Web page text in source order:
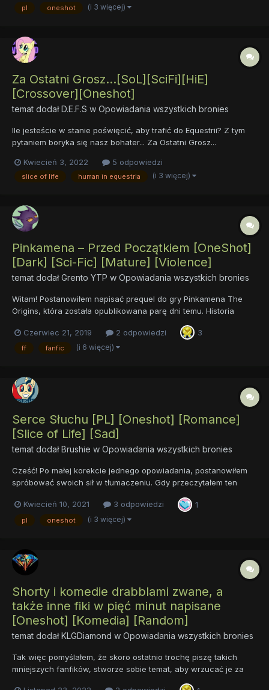
https://docs.google.com/document/d/1eZTcLqlRFYcY_DTDHun1b
pl oneshot (i 3 więcej)
Za Ostatni Grosz...[SoL][SciFi][HiE]
[Crossover][Oneshot]
temat dodałD.E.F.S w Opowiadania wszystkich bronies
Ile jesteście w stanie poświęcić, aby trafić do Equestrii? Z tym
pytaniem boryka się nasz bohater... Za Ostatni Grosz...
Kwiecień 3, 2022 5 odpowiedzi
slice of life human in equestria (i 3 więcej)
Pinkamena – Przed Początkiem [OneShot]
[Dark] [Sci-Fic] [Mature] [Violence]
temat dodałGrento YTP w Opowiadania wszystkich bronies
Witam! Postanowiłem napisać prequel do gry Pinkamena The
Origins, która została opublikowana parę dni temu. Historia
również o katastrofie, która zawisła nad Equestrią. Nasza
różowa klacz nie jest w stanie poradzi...
Czerwiec 21, 2019 2 odpowiedzi 3
ff fanfic (i 6 więcej)
Serce Słuchu [PL] [Oneshot] [Romance]
[Slice of Life] [Sad]
temat dodałBrushie w Opowiadania wszystkich bronies
Cześć! Po małej korekcie jednego opowiadania, postanowiłem
spróbować swoich sił w tłumaczeniu. Gdy przeczytałem ten
pomyślałem, że będzie to dobry start. Dziękuję @Sapphire Scroll
za nieocenione wsparcie. Calamus – pegaz pogodo...
Kwiecień 10, 2021 3 odpowiedzi 1
pl oneshot (i 3 więcej)
Shorty i komedie drabblami zwane, a
także inne fiki w pięć minut napisane
[Oneshot] [Komedia] [Random]
temat dodałKLGDiamond w Opowiadania wszystkich bronies
Tak więc pomyślałem, że skoro ostatnio trochę piszę takich
mniejszych fanfików, stworze sobie temat, aby wrzucać je za